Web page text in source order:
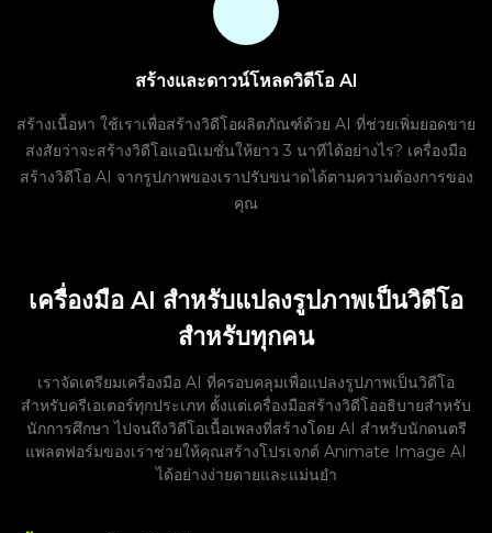
สร้างและดาวน์โหลดวิดีโอ AI
สร้างเนื้อหา ใช้เราเพื่อสร้างวิดีโอผลิตภัณฑ์ด้วย AI ที่ช่วยเพิ่มยอดขาย
สงสัยว่าจะสร้างวิดีโอแอนิเมชั่นให้ยาว 3 นาทีได้อย่างไร? เครื่องมือ
สร้างวิดีโอ AI จากรูปภาพของเราปรับขนาดได้ตามความต้องการของ
คุณ
เครื่องมือ AI สำหรับแปลงรูปภาพเป็นวิดีโอ
สำหรับทุกคน
เราจัดเตรียมเครื่องมือ AI ที่ครอบคลุมเพื่อแปลงรูปภาพเป็นวิดีโอ
สำหรับครีเอเตอร์ทุกประเภท ตั้งแต่เครื่องมือสร้างวิดีโออธิบายสำหรับ
นักการศึกษา ไปจนถึงวิดีโอเนื้อเพลงที่สร้างโดย AI สำหรับนักดนตรี
แพลตฟอร์มของเราช่วยให้คุณสร้างโปรเจกต์ Animate Image AI
ได้อย่างง่ายดายและแม่นยำ